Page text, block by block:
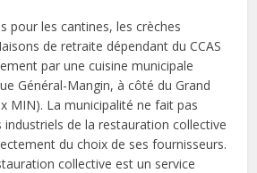
pour les cantines, les crèches
de retraite dépendant du CCAS
par une cuisine municipale
Général-Mangin, à côté du Grand
MIN). La municipalité ne fait pas
industriels de la restauration collective
du choix de ses fournisseurs.
collective est un service